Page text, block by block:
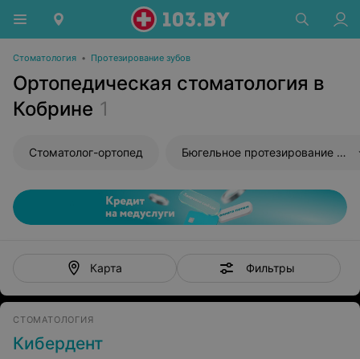
Стоматология • Протезирование зубов
Ортопедическая стоматология в
Кобрине 1
Стоматолог-ортопед Бюгельное протезирование зубов
Карта Фильтры
СТОМАТОЛОГИЯ
Кибердент